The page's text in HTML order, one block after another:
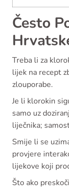
Često
Treba li za
lijek na recept
zlouporabe.
Je li klorokin
samo uz
liječnika;
Smije li se
provjere
lijekove koji
Što ako